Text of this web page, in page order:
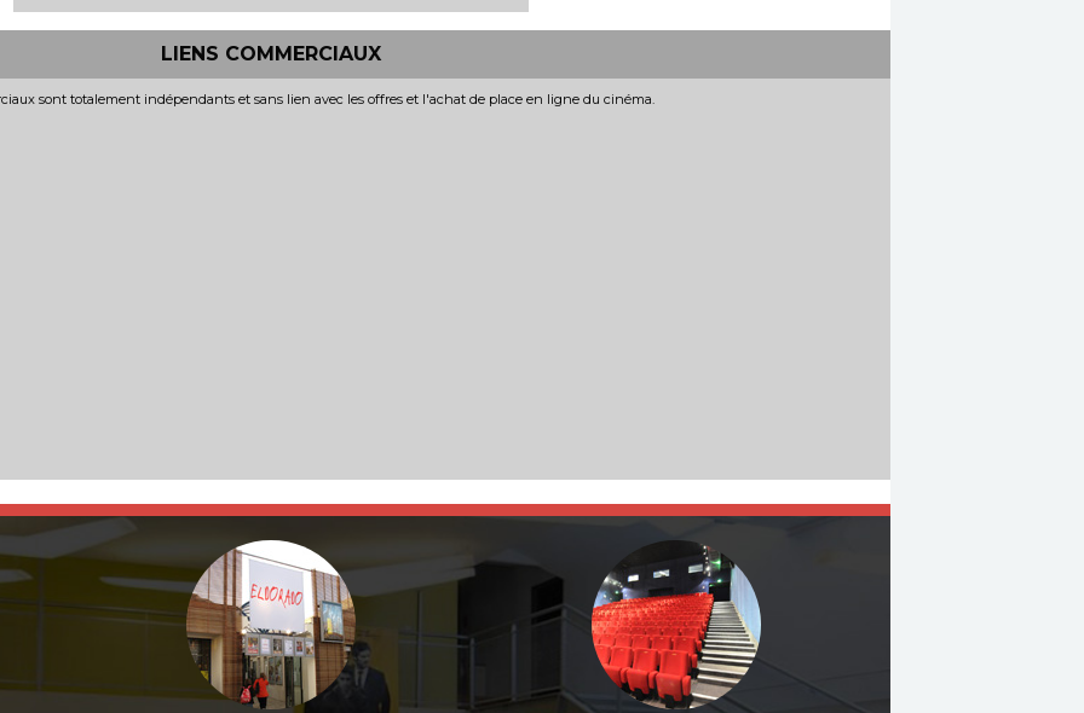
LIENS COMMERCIAUX
sont totalement indépendants et sans lien avec les offres et l'achat de place en ligne du cinéma.